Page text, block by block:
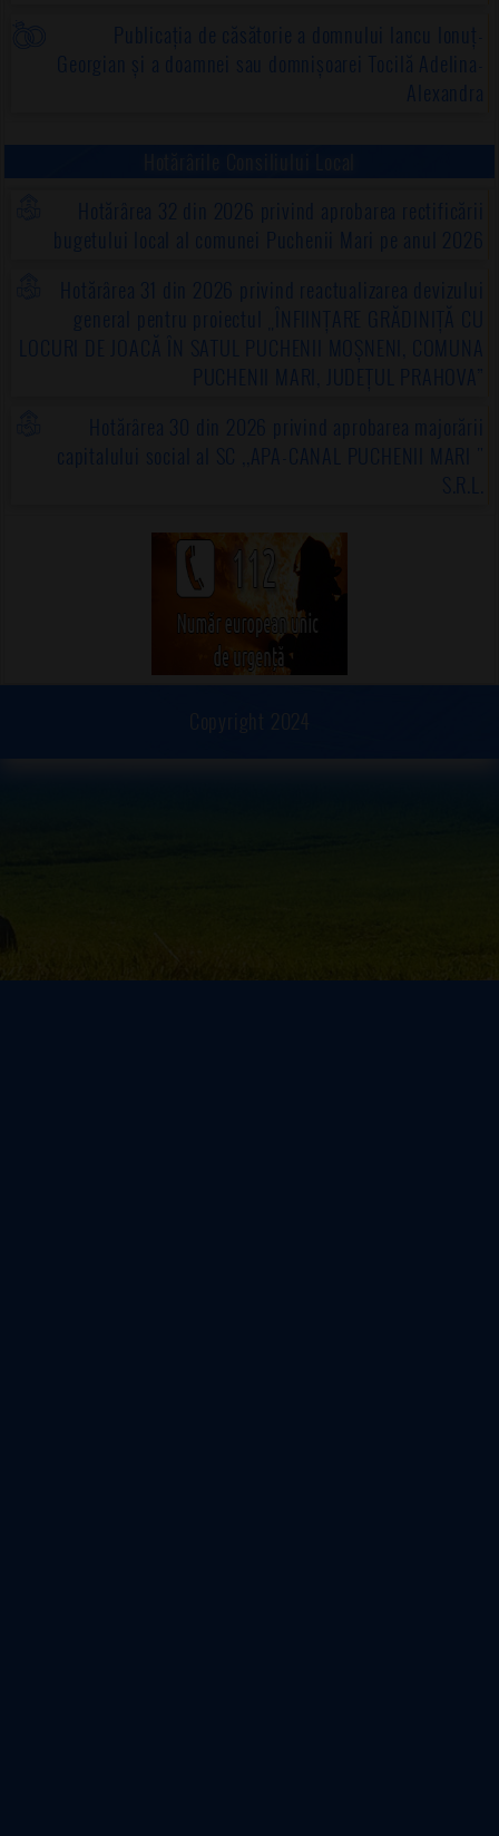
Publicația de căsătorie a domnului Iancu Ionuț-
Georgian și a doamnei sau domnișoarei Tocilă Adelina-
Alexandra
Hotărârea 32 din 2026 privind aprobarea rectificării
bugetului local al comunei Puchenii Mari pe anul 2026
Hotărârea 31 din 2026 privind reactualizarea devizului
general pentru proiectul „ÎNFIINȚARE GRĂDINIȚĂ CU
LOCURI DE JOACĂ ÎN SATUL PUCHENII MOȘNENI, COMUNA
PUCHENII MARI, JUDEȚUL PRAHOVA”
Hotărârea 30 din 2026 privind aprobarea majorării
capitalului social al SC ,,APA-CANAL PUCHENII MARI "
S.R.L.
Copyright 2024